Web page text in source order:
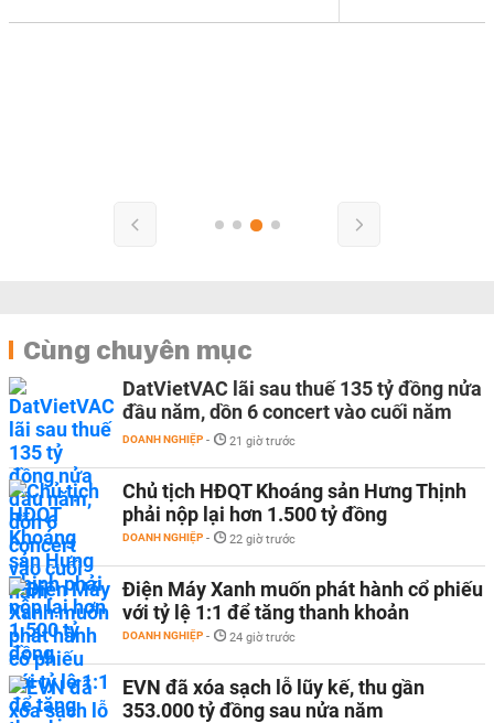
Cùng chuyên mục
DatVietVAC lãi sau thuế 135 tỷ đồng nửa
đầu năm, dồn 6 concert vào cuối năm
DOANH NGHIỆP - 21 giờ trước
Chủ tịch HĐQT Khoáng sản Hưng Thịnh
phải nộp lại hơn 1.500 tỷ đồng
DOANH NGHIỆP - 22 giờ trước
Điện Máy Xanh muốn phát hành cổ phiếu
với tỷ lệ 1:1 để tăng thanh khoản
DOANH NGHIỆP - 24 giờ trước
EVN đã xóa sạch lỗ lũy kế, thu gần
353.000 tỷ đồng sau nửa năm